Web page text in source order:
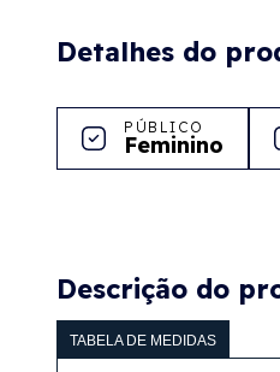
Detalhes do
PÚBLICO
Feminino
Descrição do
TABELA DE MEDIDAS